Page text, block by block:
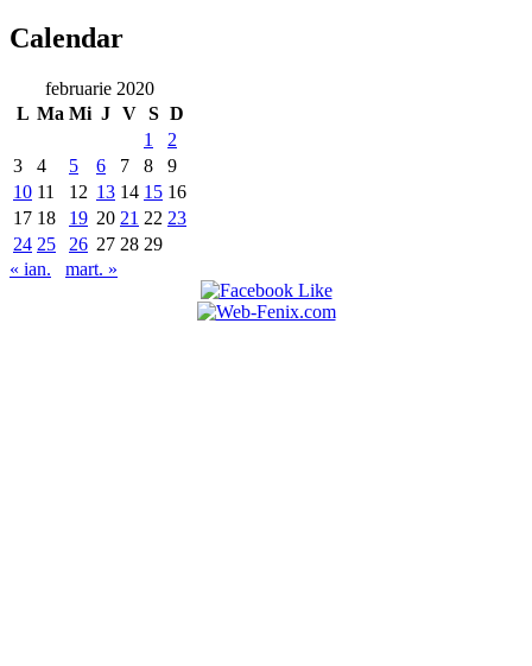
Calendar
februarie 2020
L Ma Mi J V S D
1
2
3
4 5 6 7 8
9
10 11 12 13 14 15 16
17 18 19 20 21 22 23
24 25 26 27 28 29
« ian.
mart. »